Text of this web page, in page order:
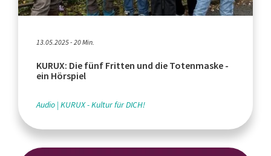
13.05.2025 - 20 Min.
KURUX: Die fünf Fritten und die Totenmaske -
ein Hörspiel
Audio KURUX - Kultur für DICH!